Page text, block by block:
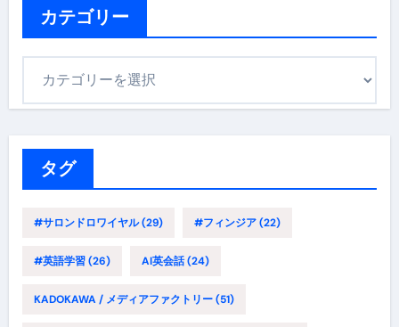
カテゴリー
タグ
#サロンドロワイヤル(29) #フィンジア(22)
#英語学習(26) AI英会話(24)
KADOKAWA / メディアファクトリー(51)